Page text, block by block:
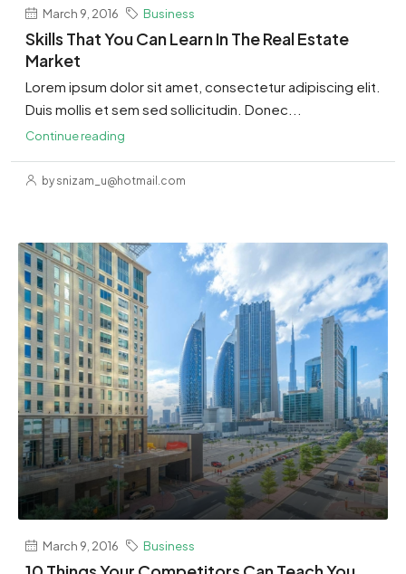
March 9, 2016 Business
Skills That You Can Learn In The Real Estate
Market
Lorem ipsum dolor sit amet, consectetur adipiscing elit.
Duis mollis et sem sed sollicitudin. Donec...
Continue reading
by snizam_u@hotmail.com
March 9, 2016 Business